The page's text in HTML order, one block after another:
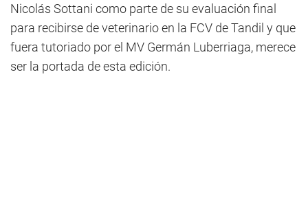
Nicolás Sottani como parte de su evaluación final
para recibirse de veterinario en la FCV de Tandil y que
fuera tutoriado por el MV Germán Luberriaga, merece
ser la portada de esta edición.